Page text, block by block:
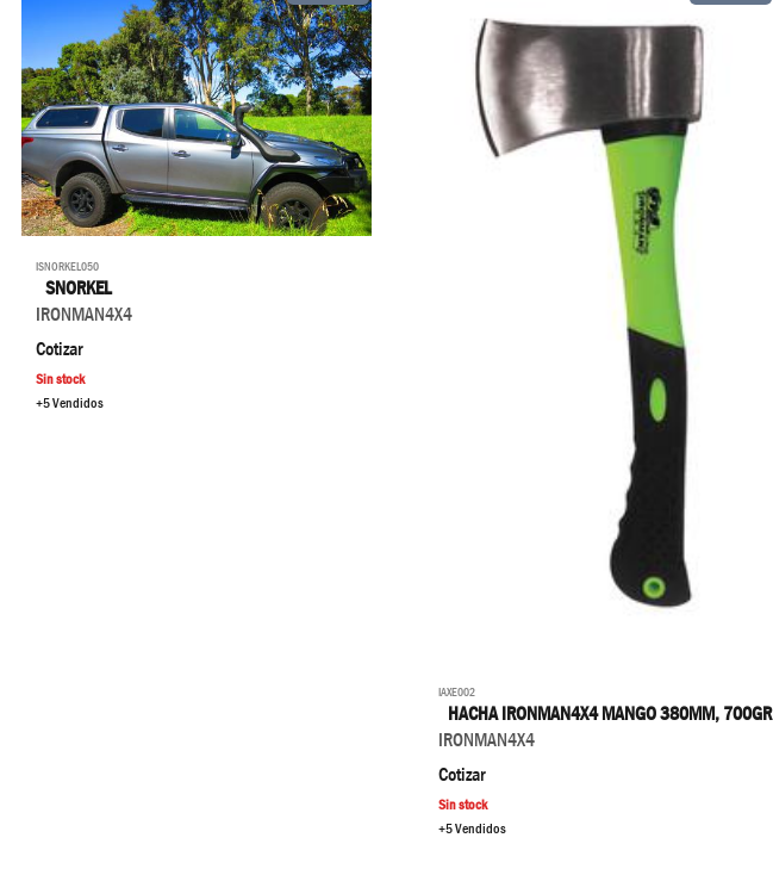
ISNORKEL050
SNORKEL
IRONMAN4X4
Cotizar
Sin stock
+5 Vendidos
IAXE002
HACHA IRONMAN4X4 MANGO 380MM, 700GR
IRONMAN4X4
Cotizar
Sin stock
+5 Vendidos